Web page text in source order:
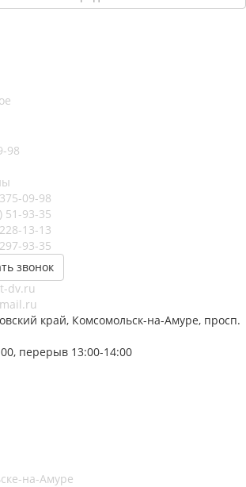
98
09-98
51-93-35
13-13
93-35
звонок
dv.ru
край, Комсомольск-на-Амуре, просп.
перерыв 13:00-14:00
на-Амуре